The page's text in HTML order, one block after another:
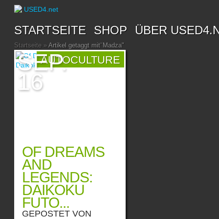
STARTSEITE SHOP ÜBER
Startseite » Artikel getaggt mit"Madza"
AUTOCULTURE
SEP.
16
OF DREAMS
AND
LEGENDS:
DAIKOKU
FUTO...
GEPOSTET VON